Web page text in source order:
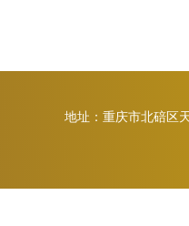
地址：重庆市北碚区